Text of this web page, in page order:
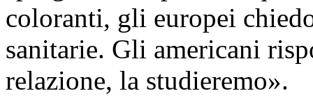
coloranti, gli europei
sanitarie. Gli americani
relazione, la studieremo».